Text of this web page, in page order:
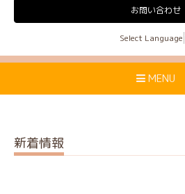
お問い合わせ
Select Language
MENU
新着情報